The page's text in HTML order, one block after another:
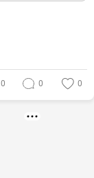
0 0 0